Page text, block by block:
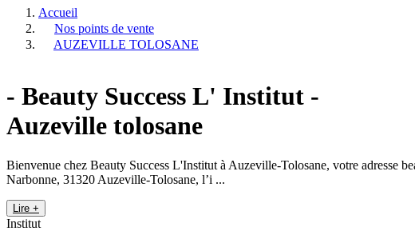
Carte cadeau
Afficher le sous-menu de Carte cadeau
Collection Beauty Success
Afficher le sous-menu de L'INSTITUT
AUZEVILLE TOLOSANE
- Beauty Success